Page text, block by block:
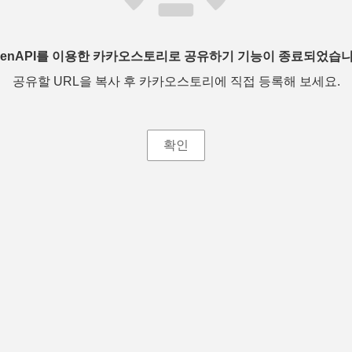
를 이용한 카카오스토리로 공유하기 기능이 종료되었습
공유할 URL을 복사 후 카카오스토리에 직접 등록해 보세요.
확인